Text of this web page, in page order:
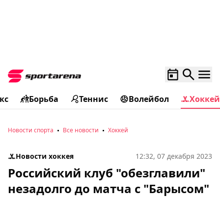
Борьба Теннис Волейбол Хоккей
Новости спорта Все новости Хоккей
Новости хоккея 12:32, 07 декабря 2023
Российский клуб "обезглавили"
незадолго до матча с "Барысом"